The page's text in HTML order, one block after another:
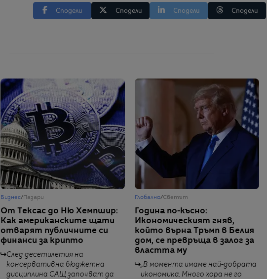
Сподели Сподели Сподели Сподели
Бизнес/Пазари
От Тексас до Ню Хемпшир:
Как американските щати
отварят публичните си
финанси за крипто
След десетилетия на
консервативна бюджетна
дисциплина САЩ започват да
Глобално/Светът
Година по-късно:
Икономическият гняв,
който върна Тръмп в Белия
дом, се превръща в залог за
властта му
„В момента имаме най-добрата
икономика. Много хора не го